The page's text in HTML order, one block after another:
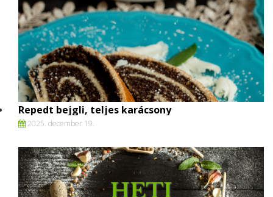
Repedt bejgli, teljes karácsony
2025. december 19.